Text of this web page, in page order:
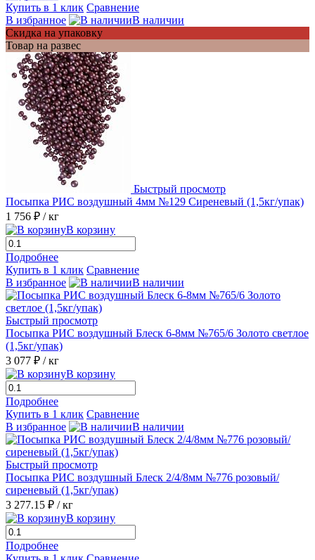
Купить в 1 клик Сравнение
В избранное
В наличии
Скидка на упаковку
Товар на развес
Быстрый просмотр
Посыпка РИС воздушный 4мм №129 Сиреневый (1,5кг/упак)
1 756 ₽ / кг
В корзину
Подробнее
Купить в 1 клик Сравнение
В избранное
В наличии
Быстрый просмотр
Посыпка РИС воздушный Блеск 6-8мм №765/6 Золото светлое
(1,5кг/упак)
3 077 ₽ / кг
В корзину
Подробнее
Купить в 1 клик Сравнение
В избранное
В наличии
Быстрый просмотр
Посыпка РИС воздушный Блеск 2/4/8мм №776 розовый/
сиреневый (1,5кг/упак)
3 277.15 ₽ / кг
В корзину
Подробнее